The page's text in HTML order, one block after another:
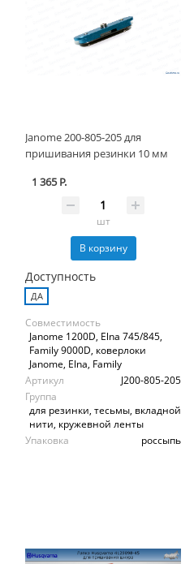
Janome 200-805-205 для
пришивания резинки 10 мм
1 365 Р.
шт
В корзину
Доступность
ДА
Совместимость
Janome 1200D, Elna 745/845,
Family 9000D, коверлоки
Janome, Elna, Family
Артикул
J200-805-205
Группа
для резинки, тесьмы, вкладной
нити, кружевной ленты
Упаковка
россыпь